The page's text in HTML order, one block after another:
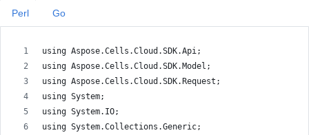
using Aspose.Cells.Cloud.SDK.Api;
using Aspose.Cells.Cloud.SDK.Model;
using Aspose.Cells.Cloud.SDK.Request;
using System;
using System.IO;
using System.Collections.Generic;
Perl Go